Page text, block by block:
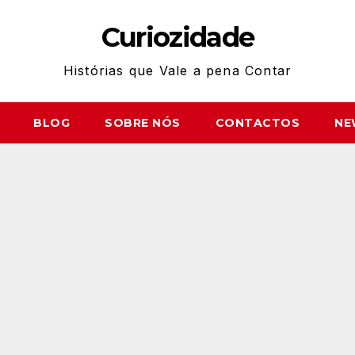
Curiozidade
Histórias que Vale a pena Contar
BLOG SOBRE NÓS CONTACTOS